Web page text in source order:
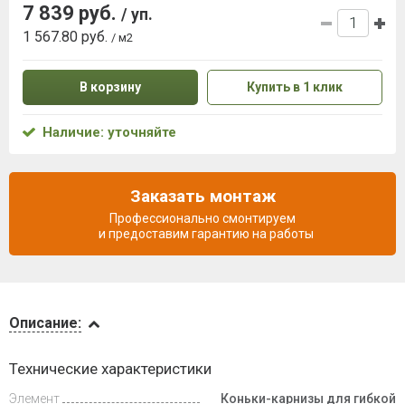
Описание:
Технические характеристики
Элемент
Коньки-карнизы для гибкой
7 839 руб. / уп.
1 567.80 руб. / м2
В корзину Купить в 1 клик
Наличие: уточняйте
Заказать монтаж
Профессионально смонтируем
и предоставим гарантию на работы